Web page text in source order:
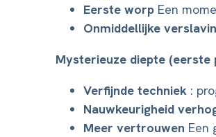
Eerste worp Een
Onmiddellijke
Mysterieuze diepte (eerste
Verfijnde techniek :
Nauwkeurigheid
Meer vertrouwen Een